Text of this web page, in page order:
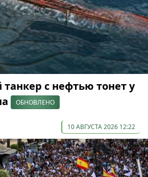
с нефтью тонет у
ОБНОВЛЕНО
10 АВГУСТА 2026 12:22